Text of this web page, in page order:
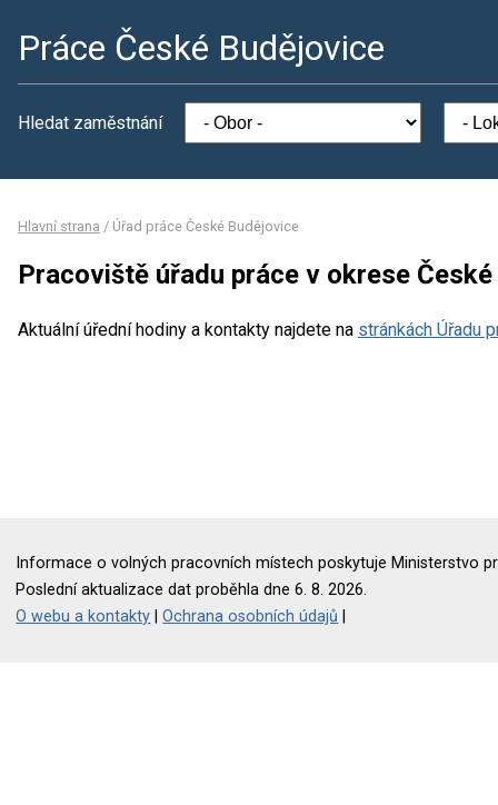
Práce České Budějovice
Hledat zaměstnání
Hlavní strana / Úřad práce České Budějovice
Pracoviště úřadu práce v okrese
Aktuální úřední hodiny a kontakty najdete na stránkách Úřadu
Informace o volných pracovních místech poskytuje Ministerstvo
Poslední aktualizace dat proběhla dne 6. 8. 2026.
O webu a kontakty |Ochrana osobních údajů